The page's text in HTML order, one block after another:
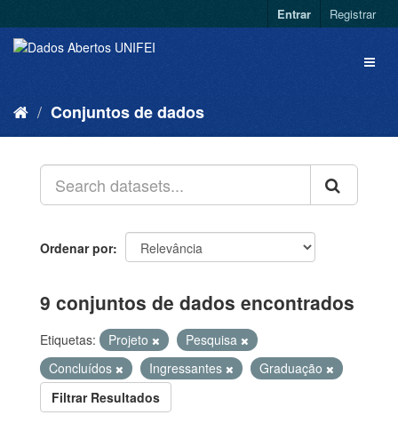
Entrar Registrar
Conjuntos de dados
Ordenar por
9 conjuntos de dados encontrados
Etiquetas: Projeto
Pesquisa
Concluídos
Ingressantes
Graduação
Filtrar Resultados